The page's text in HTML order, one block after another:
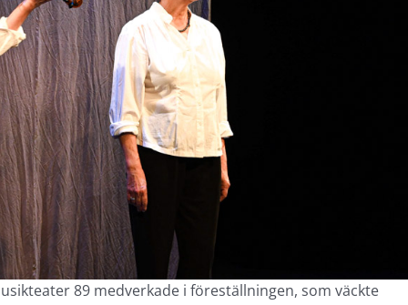
89 medverkade i föreställningen, som väckte